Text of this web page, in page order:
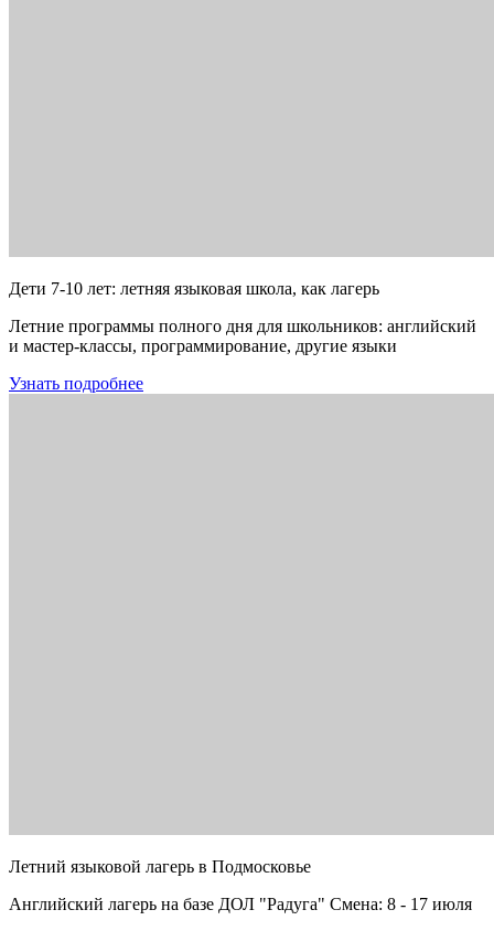
Дети 7-10 лет: летняя языковая школа, как лагерь
Летние программы полного дня для школьников: английский
и мастер-классы, программирование, другие языки
Узнать подробнее
Летний языковой лагерь в Подмосковье
Английский лагерь на базе ДОЛ "Радуга" Смена: 8 - 17 июля